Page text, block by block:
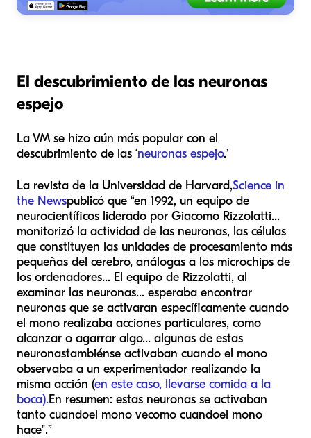
El descubrimiento de las neuronas
espejo
La VM se hizo aún más popular con el
descubrimiento de las ‘neuronas espejo.’
La revista de la Universidad de Harvard,Science in
the Newspublicó que “en 1992, un equipo de
neurocientíficos liderado por Giacomo Rizzolatti...
monitorizó la actividad de las neuronas, las células
que constituyen las unidades de procesamiento más
pequeñas del cerebro, análogas a los microchips de
los ordenadores... El equipo de Rizzolatti, al
examinar las neuronas... esperaba encontrar
neuronas que se activaran específicamente cuando
el mono realizaba acciones particulares, como
alcanzar o agarrar algo... algunas de estas
neuronastambiénse activaban cuando el mono
observaba a un experimentador realizando la
misma acción (en este caso, llevarse comida a la
boca).En resumen: estas neuronas se activaban
tanto cuandoel mono vecomo cuandoel mono
hace".”